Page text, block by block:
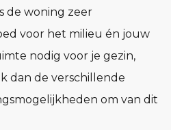
de woning zeer
voor het milieu én jouw
nodig voor je gezin,
dan de verschillende
om van dit